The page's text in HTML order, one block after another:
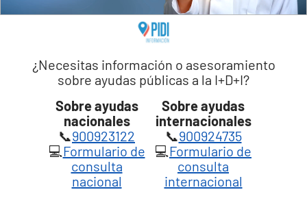
¿Necesitas información o asesoramiento
sobre ayudas públicas a la I+D+I?
Sobre ayudas
nacionales
Sobre ayudas
internacionales
📞900923122 📞900924735
💻Formulario de
consulta
nacional
💻Formulario de
consulta
internacional